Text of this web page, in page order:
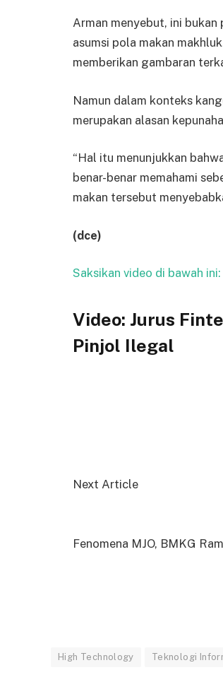
Arman menyebut, ini
asumsi pola makan
memberikan gambaran
Namun dalam konteks
merupakan alasan
“Hal itu menunjukkan
benar-benar memahami
makan tersebut
(dce)
Saksikan video di bawah ini:
Video: Jurus
Pinjol Ilegal
Next Article
Fenomena MJO, BMKG
High Technology Teknologi